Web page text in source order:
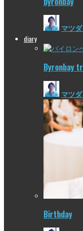
マツ
diary
Byronbay
マツ
Birthday